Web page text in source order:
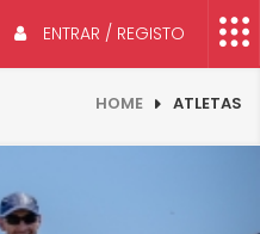
ENTRAR / REGISTO
HOME ATLETAS